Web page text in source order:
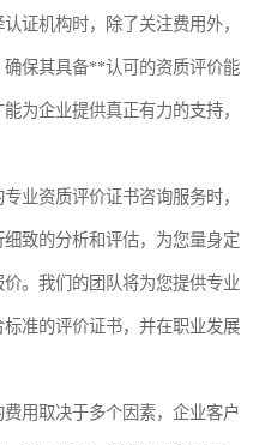
证机构时，除了关注费用外，
保其具备**认可的资质评价能
为企业提供真正有力的支持，
业资质评价证书咨询服务时，
致的分析和评估，为您量身定
。我们的团队将为您提供专业
准的评价证书，并在职业发展
用取决于多个因素，企业客户